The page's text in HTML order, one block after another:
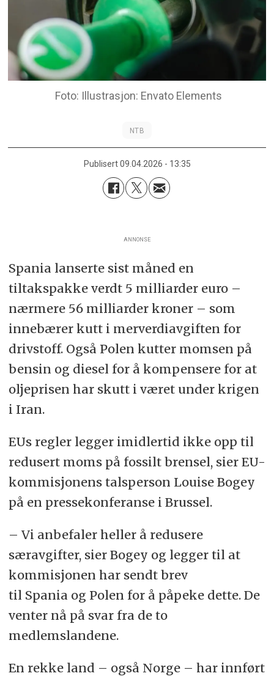
Illustrasjon: Envato Elements
NTB
Publisert 09.04.2026 - 13:35
ANNONSE
Spania lanserte sist måned en
tiltakspakke verdt 5 milliarder euro –
nærmere 56 milliarder kroner – som
innebærer kutt i merverdiavgiften for
drivstoff. Også Polen kutter momsen på
bensin og diesel for å kompensere for at
oljeprisen har skutt i været under krigen
i Iran.
EUs regler legger imidlertid ikke opp til
redusert moms på fossilt brensel, sier EU-
kommisjonens talsperson Louise Bogey
på en pressekonferanse i Brussel.
– Vi anbefaler heller å redusere
særavgifter, sier Bogey og legger til at
kommisjonen har sendt brev
til Spania og Polen for å påpeke dette. De
venter nå på svar fra de to
medlemslandene.
En rekke land – også Norge – har innført